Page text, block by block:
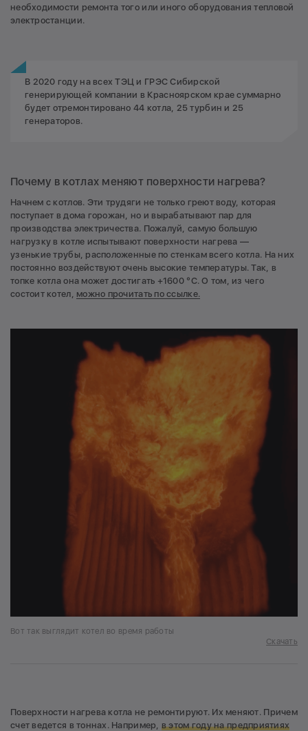
необходимости ремонта того или иного оборудования тепловой
электростанции.
В 2020 году на всех ТЭЦ и ГРЭС Сибирской
генерирующей компании в Красноярском крае суммарно
будет отремонтировано 44 котла, 25 турбин и 25
генераторов.
Почему в котлах меняют поверхности нагрева?
Начнем с котлов. Эти трудяги не только греют воду, которая
поступает в дома горожан, но и вырабатывают пар для
производства электричества. Пожалуй, самую большую
нагрузку в котле испытывают поверхности нагрева —
узенькие трубы, расположенные по стенкам всего котла. На них
постоянно воздействуют очень высокие температуры. Так, в
топке котла она может достигать +1600 °С. О том, из чего
состоит котел, можно прочитать по ссылке.
Вот так выглядит котел во время работы
Скачать
Поверхности нагрева котла не ремонтируют. Их меняют. Причем
счет ведется в тоннах. Например, в этом году на предприятиях